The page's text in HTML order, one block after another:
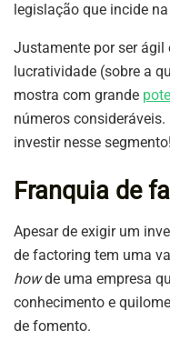
legislação que incide
Justamente por ser ágil
lucratividade (sobre a
mostra com grande
números
investir nesse segmento!
Franquia de
Apesar de exigir um
de factoring tem uma
howde uma empresa
conhecimento e
de fomento.